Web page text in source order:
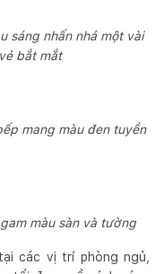
sáng nhấn nhá một vài
bắt mắt
mang màu đen tuyền
màu sàn và tường
các vị trí phòng ngủ,